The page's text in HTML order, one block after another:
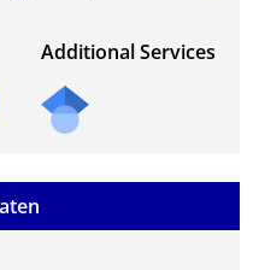
Additional Services
to